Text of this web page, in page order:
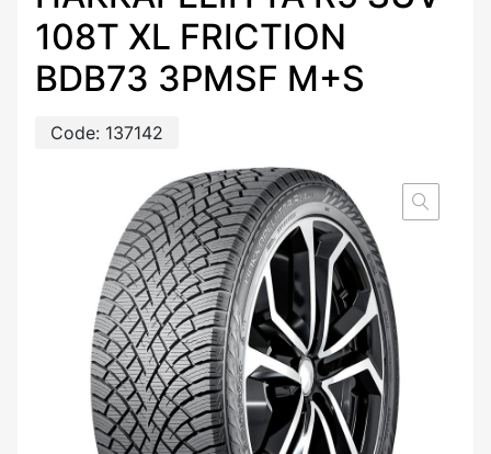
108T XL FRICTION
BDB73 3PMSF M+S
Code: 137142